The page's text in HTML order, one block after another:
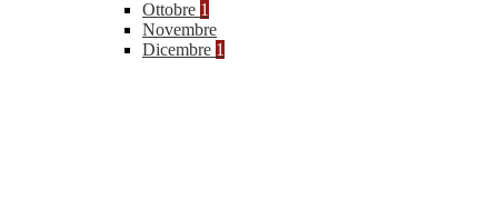
Ottobre 1
Novembre
Dicembre 1